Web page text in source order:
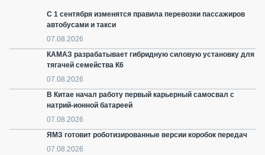
С 1 сентября изменятся правила перевозки пассажиров
автобусами и такси
07.08.2026
КАМАЗ разрабатывает гибридную силовую установку для
тягачей семейства К6
07.08.2026
В Китае начал работу первый карьерный самосвал с
натрий-ионной батареей
07.08.2026
ЯМЗ готовит роботизированные версии коробок передач
07.08.2026